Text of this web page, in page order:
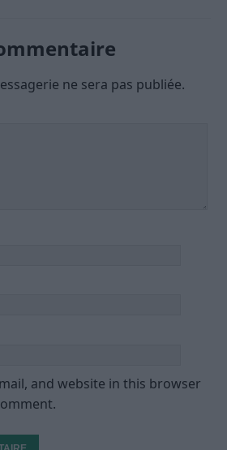
ne sera pas publiée.
and website in this browser